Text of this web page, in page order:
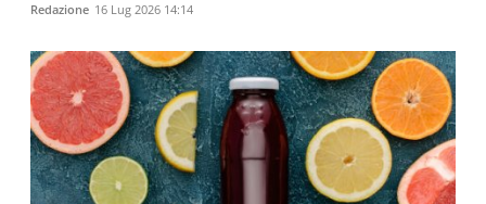
Redazione 16 Lug 2026 14:14